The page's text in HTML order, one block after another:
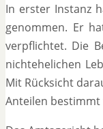
In erster Instanz
genommen. Er
verpflichtet. Die
nichtehelichen
Mit Rücksicht
Anteilen bestimmt